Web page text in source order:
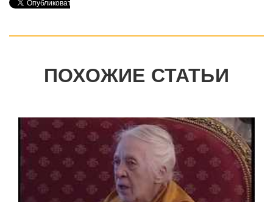
ПОХОЖИЕ СТАТЬИ